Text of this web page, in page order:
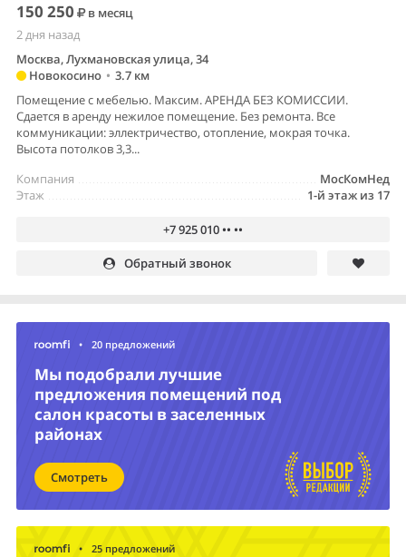
150 250
в месяц
2 дня назад
Москва, Лухмановская улица, 34
Новокосино • 3.7 км
Помещение с мебелью. Максим. АРЕНДА БЕЗ КОМИССИИ.
Сдается в аренду нежилое помещение. Без ремонта. Все
коммуникации: эллектричество, отопление, мокрая точка.
Высота потолков 3,3...
МосКомНед
Компания
1-й этаж из 17
Этаж
+7 925 010 •• ••
Обратный звонок
• 20 предложений
Мы подобрали лучшие
предложения помещений под
салон красоты в заселенных
районах
Смотреть
• 25 предложений